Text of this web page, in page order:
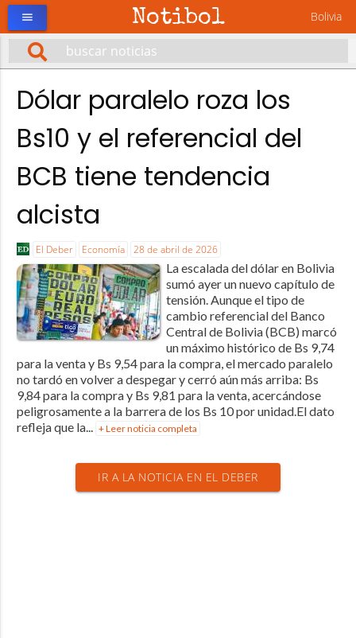
Notibol Bolivia
menu
Dólar paralelo roza los
Bs10 y el referencial del
BCB tiene tendencia
alcista
El Deber Economía 28 de abril de 2026
La escalada del dólar en Bolivia
sumó ayer un nuevo capítulo de
tensión. Aunque el tipo de
cambio referencial del Banco
Central de Bolivia (BCB) marcó
un máximo histórico de Bs 9,74
para la venta y Bs 9,54 para la compra, el mercado paralelo
no tardó en volver a despegar y cerró aún más arriba: Bs
9,84 para la compra y Bs 9,81 para la venta, acercándose
peligrosamente a la barrera de los Bs 10 por unidad.El dato
refleja que la... + Leer noticia completa
IR A LA NOTICIA EN EL DEBER